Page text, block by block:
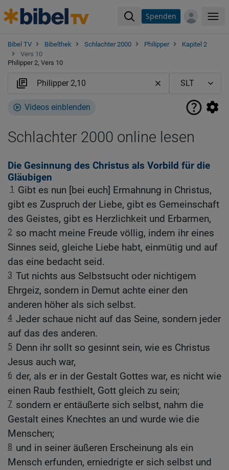
Spenden
Bibel TV Bibelthek Schlachter 2000 Philipper
Kapitel 2
Vers 10
Philipper 2, Vers 10
Videos einblenden
Schlachter 2000 online lesen
Die Gesinnung des Christus als Vorbild für die
Gläubigen
1
Gibt es nun [bei euch] Ermahnung in Christus,
gibt es Zuspruch der Liebe, gibt es Gemeinschaft
des Geistes, gibt es Herzlichkeit und Erbarmen,
2 so macht meine Freude völlig, indem ihr eines
Sinnes seid, gleiche Liebe habt, einmütig und auf
das eine bedacht seid.
3 Tut nichts aus Selbstsucht oder nichtigem
Ehrgeiz, sondern in Demut achte einer den
anderen höher als sich selbst.
4 Jeder schaue nicht auf das Seine, sondern jeder
auf das des anderen.
5 Denn ihr sollt so gesinnt sein, wie es Christus
Jesus auch war,
6 der, als er in der Gestalt Gottes war, es nicht wie
einen Raub festhielt, Gott gleich zu sein;
7 sondern er entäußerte sich selbst, nahm die
Gestalt eines Knechtes an und wurde wie die
Menschen;
8 und in seiner äußeren Erscheinung als ein
Mensch erfunden, erniedrigte er sich selbst und